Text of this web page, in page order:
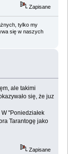
Zapisane
tylko my
się w naszych
ale takimi
się, że juz
"Poniedziałek
Tarantogę jako
Zapisane